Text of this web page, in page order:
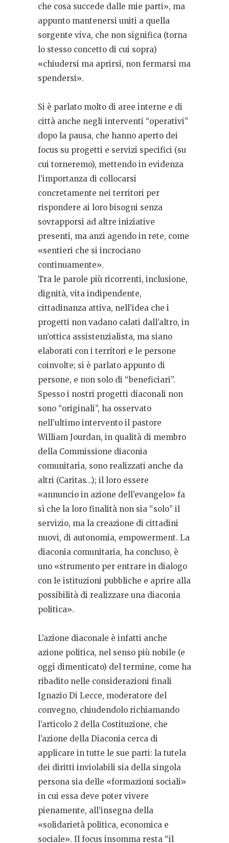
che cosa succede dalle mie parti», ma
appunto mantenersi uniti a quella
sorgente viva, che non significa (torna
lo stesso concetto di cui sopra)
«chiudersi ma aprirsi, non fermarsi ma
spendersi».
Si è parlato molto di aree interne e di
città anche negli interventi “operativi”
dopo la pausa, che hanno aperto dei
focus su progetti e servizi specifici (su
cui torneremo), mettendo in evidenza
l’importanza di collocarsi
concretamente nei territori per
rispondere ai loro bisogni senza
sovrapporsi ad altre iniziative
presenti, ma anzi agendo in rete, come
«sentieri che si incrociano
continuamente».
Tra le parole più ricorrenti, inclusione,
dignità, vita indipendente,
cittadinanza attiva, nell’idea che i
progetti non vadano calati dall’altro, in
un’ottica assistenzialista, ma siano
elaborati con i territori e le persone
coinvolte; si è parlato appunto di
persone, e non solo di “beneficiari”.
Spesso i nostri progetti diaconali non
sono “originali”, ha osservato
nell’ultimo intervento il pastore
William Jourdan, in qualità di membro
della Commissione diaconia
comunitaria, sono realizzati anche da
altri (Caritas…); il loro essere
«annuncio in azione dell’evangelo» fa
sì che la loro finalità non sia “solo” il
servizio, ma la creazione di cittadini
nuovi, di autonomia, empowerment. La
diaconia comunitaria, ha concluso, è
uno «strumento per entrare in dialogo
con le istituzioni pubbliche e aprire alla
possibilità di realizzare una diaconia
politica».
L’azione diaconale è infatti anche
azione politica, nel senso più nobile (e
oggi dimenticato) del termine, come ha
ribadito nelle considerazioni finali
Ignazio Di Lecce, moderatore del
convegno, chiudendolo richiamando
l’articolo 2 della Costituzione, che
l’azione della Diaconia cerca di
applicare in tutte le sue parti: la tutela
dei diritti inviolabili sia della singola
persona sia delle «formazioni sociali»
in cui essa deve poter vivere
pienamente, all’insegna della
«solidarietà politica, economica e
sociale». Il focus insomma resta “il